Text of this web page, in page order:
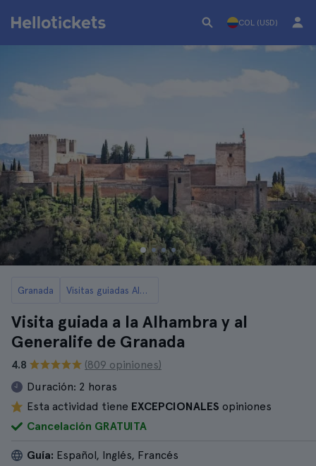
COL (USD)
Granada Visitas guiadas Alhambra de Granada
Visita guiada a la Alhambra y al
Generalife de Granada
4.8
(809 opiniones)
Duración: 2 horas
Esta actividad tiene EXCEPCIONALES opiniones
Cancelación GRATUITA
Guía: Español, Inglés, Francés